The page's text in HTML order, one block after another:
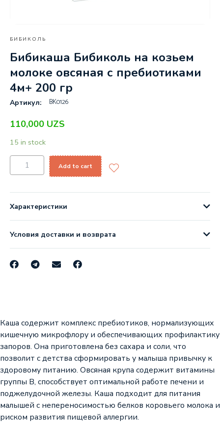
БИБИКОЛЬ
Бибикаша Бибиколь на козьем
молоке овсяная с пребиотиками
4м+ 200 гр
Артикул: BK0126
110,000 UZS
15 in stock
Add to cart
Характеристики
Условия доставки и возврата
Каша содержит комплекс пребиотиков, нормализующих
кишечную микрофлору и обеспечивающих профилактику
запоров. Она приготовлена без сахара и соли, что
позволит с детства сформировать у малыша привычку к
здоровому питанию. Овсяная крупа содержит витамины
группы B, способствует оптимальной работе печени и
поджелудочной железы. Каша подходит для питания
малышей с непереносимостью белков коровьего молока и
риском развития пищевой аллергии.